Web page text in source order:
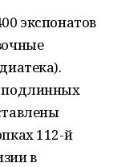
экспонатов
подлинных
112-й
в